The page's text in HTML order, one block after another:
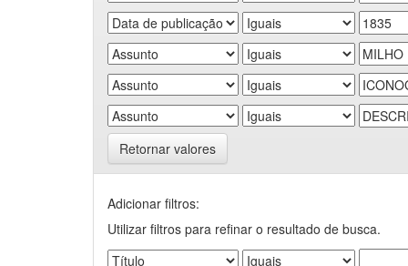
Retornar valores
Adicionar filtros:
Utilizar filtros para refinar o resultado de busca.